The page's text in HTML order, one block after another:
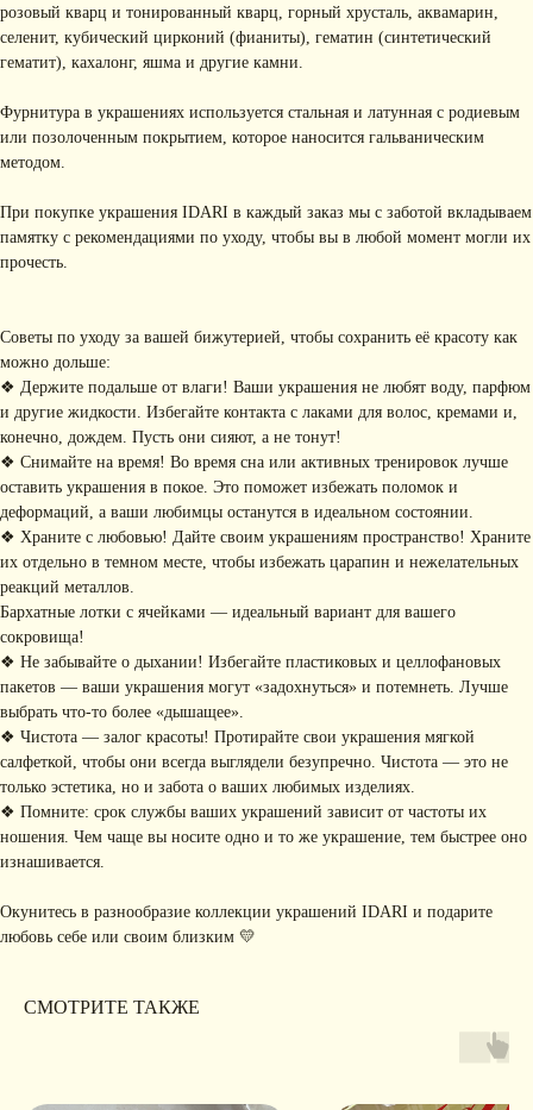
розовый кварц и тонированный кварц, горный хрусталь, аквамарин,
селенит, кубический цирконий (фианиты), гематин (синтетический
гематит), кахалонг, яшма и другие камни.
Фурнитура в украшениях используется стальная и латунная с родиевым
или позолоченным покрытием, которое наносится гальваническим
методом.
При покупке украшения IDARI в каждый заказ мы с заботой вкладываем
памятку с рекомендациями по уходу, чтобы вы в любой момент могли их
прочесть.
Советы по уходу за вашей бижутерией, чтобы сохранить её красоту как
можно дольше:
❖ Держите подальше от влаги! Ваши украшения не любят воду, парфюм
и другие жидкости. Избегайте контакта с лаками для волос, кремами и,
конечно, дождем. Пусть они сияют, а не тонут!
❖ Снимайте на время! Во время сна или активных тренировок лучше
оставить украшения в покое. Это поможет избежать поломок и
деформаций, а ваши любимцы останутся в идеальном состоянии.
❖ Храните с любовью! Дайте своим украшениям пространство! Храните
их отдельно в темном месте, чтобы избежать царапин и нежелательных
реакций металлов.
Бархатные лотки с ячейками — идеальный вариант для вашего
сокровища!
❖ Не забывайте о дыхании! Избегайте пластиковых и целлофановых
пакетов — ваши украшения могут «задохнуться» и потемнеть. Лучше
выбрать что-то более «дышащее».
❖ Чистота — залог красоты! Протирайте свои украшения мягкой
салфеткой, чтобы они всегда выглядели безупречно. Чистота — это не
только эстетика, но и забота о ваших любимых изделиях.
❖ Помните: срок службы ваших украшений зависит от частоты их
ношения. Чем чаще вы носите одно и то же украшение, тем быстрее оно
изнашивается.
Окунитесь в разнообразие коллекции украшений IDARI и подарите
любовь себе или своим близким 💛
СМОТРИТЕ ТАКЖЕ
ПОДПИШИТЕСЬ НА
РАССЫЛКУ
Я соглашаюсь с обработкой персональных данных в соответствии сполитикой
конфиденциальности
Ясоглашаюсьна получение рекламной рассылки
• Обмен и возврат
• Доставка и оплата
по уходу
• Упаковка
• Главная
• Каталог
idari.brand@mail.ru
+ 7 (916) 958-00-78
Договор публичной
оферты
Политика
конфиденциальности
КОНТАКТЫ
Рассказываем о новых
коллекциях, акциях и трендах
РАЗДЕЛЫ ИНТЕРНЕТ-
МАГАЗИНА